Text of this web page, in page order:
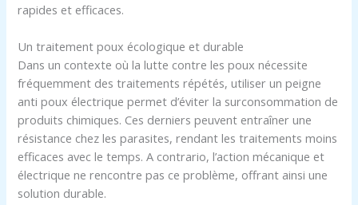
rapides et efficaces.
Un traitement poux écologique et durable
Dans un contexte où la lutte contre les poux nécessite
fréquemment des traitements répétés, utiliser un peigne
anti poux électrique permet d’éviter la surconsommation de
produits chimiques. Ces derniers peuvent entraîner une
résistance chez les parasites, rendant les traitements moins
efficaces avec le temps. A contrario, l’action mécanique et
électrique ne rencontre pas ce problème, offrant ainsi une
solution durable.